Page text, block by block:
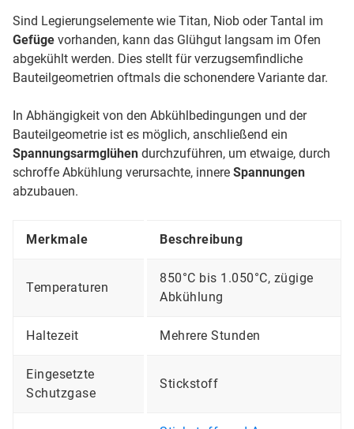
Sind Legierungselemente wie Titan, Niob oder Tantal im
Gefüge vorhanden, kann das Glühgut langsam im Ofen
abgekühlt werden. Dies stellt für verzugsemfindliche
Bauteilgeometrien oftmals die schonendere Variante dar.
In Abhängigkeit von den Abkühlbedingungen und der
Bauteilgeometrie ist es möglich, anschließend ein
Spannungsarmglühen durchzuführen, um etwaige, durch
schroffe Abkühlung verursachte, innere Spannungen
abzubauen.
Merkmale Beschreibung
Temperaturen
850°C bis 1.050°C, zügige
Abkühlung
Haltezeit Mehrere Stunden
Eingesetzte
Schutzgase
Stickstoff